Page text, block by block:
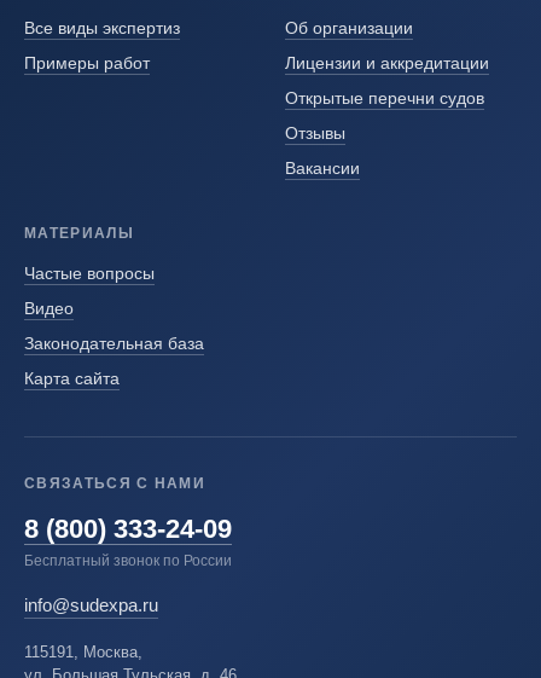
Все виды экспертиз
Примеры работ
Об организации
Лицензии и аккредитации
Открытые перечни судов
Отзывы
Вакансии
МАТЕРИАЛЫ
Частые вопросы
Видео
Законодательная база
Карта сайта
СВЯЗАТЬСЯ С НАМИ
8 (800) 333-24-09
Бесплатный звонок по России
info@sudexpa.ru
115191, Москва,